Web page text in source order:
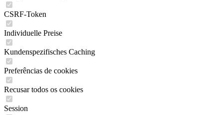
CSRF-Token
Individuelle Preise
Kundenspezifisches Caching
Preferências de cookies
Recusar todos os cookies
Session